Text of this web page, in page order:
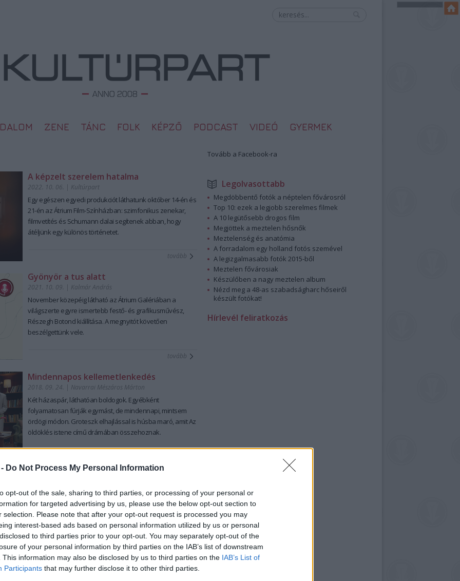
Do Not Process My Personal Information
opt-out of the sale, sharing to third parties, or processing of your personal or
for targeted advertising by us, please use the below opt-out section to
selection. Please note that after your opt-out request is processed you may
interest-based ads based on personal information utilized by us or personal
to third parties prior to your opt-out. You may separately opt-out of the
of your personal information by third parties on the IAB’s list of downstream
This information may also be disclosed by us to third parties on the IAB’s List of
Participants that may further disclose it to other third parties.
ZENE TÁNC FOLK KÉPZŐ PODCAST VIDEÓ GYERMEK
A képzelt szerelem hatalma
2022. 10. 06. | Kultúrpart
Egy egészen egyedi produkciót láthatunk október 14-én és
21-én az Átrium Film-Színházban: szimfonikus zenekar,
filmvetítés és Schumann dalai segítenek abban, hogy
átéljünk egy különös történetet.
tovább
Gyönyör a tus alatt
2021. 10. 09. | Kalmár András
November közepéig látható az Átrium Galériában a
világszerte egyre ismertebb festő- és grafikusművész,
Részegh Botond kiállítása. A megnyitót követően
beszélgettünk vele.
tovább
Mindennapos kellemetlenkedés
2018. 09. 24. | Navarrai Mészáros Márton
Két házaspár, láthatóan boldogok. Egyébként
folyamatosan fúrják egymást, de mindennapi, mintsem
ördögi módon. Groteszk elhajlással is húsba maró, amitAz
öldöklés istene című drámában összehoznak.
Két kisfiú játszik a téren, majd egyik kiüti a másiknak a
fogát. Négy szülő beszélget egy lakásban, majd kiderül:
semmivel sem jobbak, mint a gyermekeik.
tovább
Tovább a Facebook-ra
Legolvasottabb
Megdöbbentő fotók a néptelen fővárosról
Top 10: ezek a legjobb szerelmes filmek
A 10 legütősebb drogos film
Megjöttek a meztelen hősnők
Meztelenség és anatómia
A forradalom egy holland fotós szemével
A legizgalmasabb fotók 2015-ből
Meztelen fővárosiak
Készülőben a nagy meztelen album
Nézd meg a 48-as szabadságharc hőseiről
készült fotókat!
Hírlevél feliratkozás